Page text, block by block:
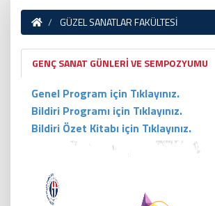
GÜZEL SANATLAR FAKÜLTESİ
GENÇ SANAT GÜNLERİ VE SEMPOZYUMU
Genel Program için Tıklayınız.
Bildiri Programı için Tıklayınız.
Bildiri Özet Kitabı için Tıklayınız.